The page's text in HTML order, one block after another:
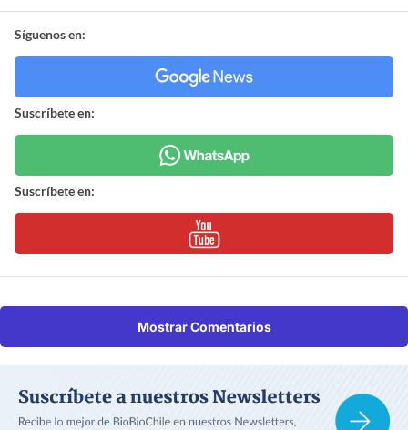
Síguenos en:
Suscríbete en:
Suscríbete en:
Mostrar Comentarios